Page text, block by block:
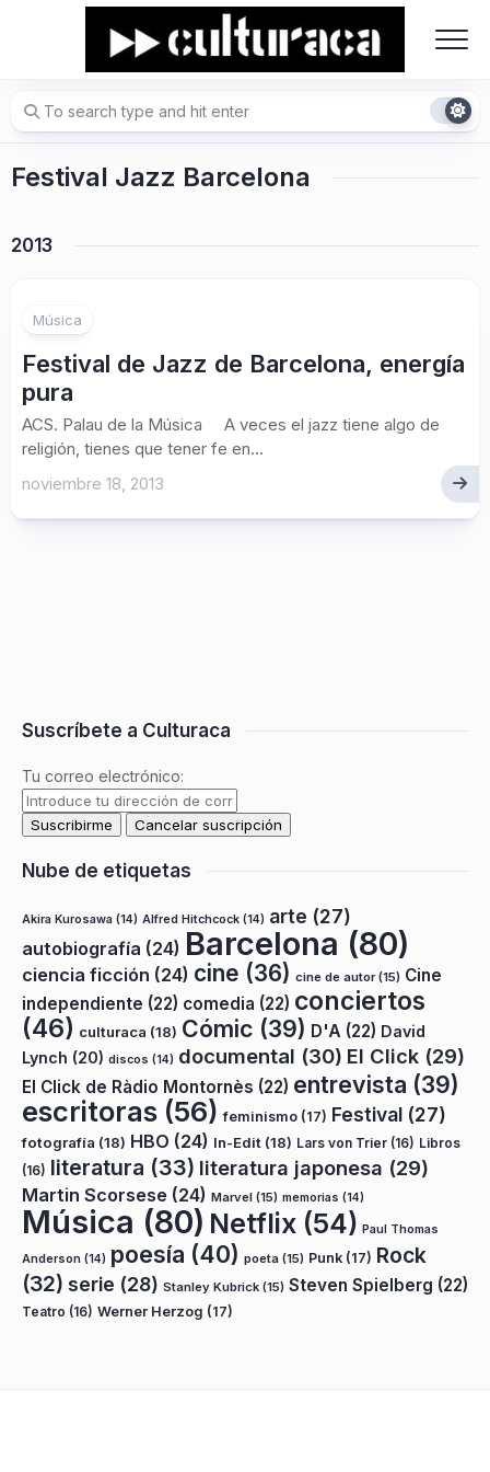
Festival Jazz Barcelona
2013
Música
Festival de Jazz de Barcelona, energía
pura
ACS. Palau de la Música A veces el jazz tiene algo de
religión, tienes que tener fe en...
noviembre 18, 2013
Suscríbete a Culturaca
Tu correo electrónico:
Nube de etiquetas
Akira Kurosawa (14) Alfred Hitchcock (14) arte (27)
autobiografía (24) Barcelona (80)
ciencia ficción (24) cine (36) cine de autor(15) Cine
independiente (22) comedia (22) conciertos
(46) culturaca (18) Cómic (39) D'A (22) David
Lynch (20) discos (14) documental (30) El Click (29)
El Click de Ràdio Montornès (22) entrevista (39)
escritoras (56) feminismo (17) Festival (27)
fotografía (18) HBO (24) In-Edit (18) Lars von Trier (16) Libros
(16) literatura (33) literatura japonesa (29)
Martin Scorsese (24) Marvel (15) memorias (14)
Música (80) Netflix (54) Paul Thomas
Anderson (14) poesía (40) poeta (15) Punk (17) Rock
(32) serie (28) Stanley Kubrick (15) Steven Spielberg (22)
Teatro (16) Werner Herzog (17)